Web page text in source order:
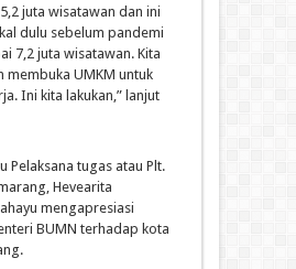
juta wisatawan dan ini
dulu sebelum pandemi
7,2 juta wisatawan. Kita
membuka UMKM untuk
Ini kita lakukan,” lanjut
Pelaksana tugas atau Plt.
Hevearita
mengapresiasi
BUMN terhadap kota